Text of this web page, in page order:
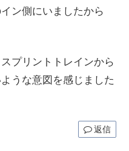
ン側にいましたから
プリントトレインから
うな意図を感じました
返信